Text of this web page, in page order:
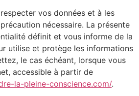
respecter vos données et à les
nécessaire. La présente
définit et vous informe de la
utilise et protège les informations
le cas échéant, lorsque vous
accessible à partir de
la-pleine-conscience.com/.